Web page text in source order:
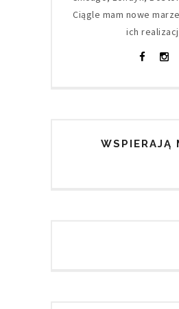
Ciągle mam nowe
ich
WSPIERAJĄ